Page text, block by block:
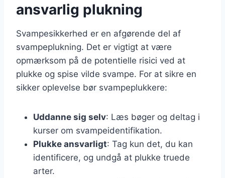
ansvarlig plukning
Svampesikkerhed er en afgørende del af
svampeplukning. Det er vigtigt at være
opmærksom på de potentielle risici ved at
plukke og spise vilde svampe. For at sikre en
sikker oplevelse bør svampeplukkere:
Uddanne sig selv: Læs bøger og deltag i
kurser om svampeidentifikation.
Plukke ansvarligt: Tag kun det, du kan
identificere, og undgå at plukke truede
arter.